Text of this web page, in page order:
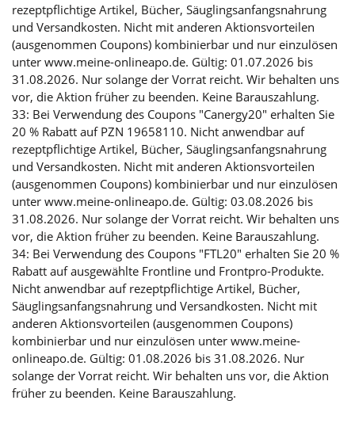
rezeptpflichtige Artikel, Bücher, Säuglingsanfangsnahrung
und Versandkosten. Nicht mit anderen Aktionsvorteilen
(ausgenommen Coupons) kombinierbar und nur einzulösen
unter www.meine-onlineapo.de. Gültig: 01.07.2026 bis
31.08.2026. Nur solange der Vorrat reicht. Wir behalten uns
vor, die Aktion früher zu beenden. Keine Barauszahlung.
33: Bei Verwendung des Coupons "Canergy20" erhalten Sie
20 % Rabatt auf PZN 19658110. Nicht anwendbar auf
rezeptpflichtige Artikel, Bücher, Säuglingsanfangsnahrung
und Versandkosten. Nicht mit anderen Aktionsvorteilen
(ausgenommen Coupons) kombinierbar und nur einzulösen
unter www.meine-onlineapo.de. Gültig: 03.08.2026 bis
31.08.2026. Nur solange der Vorrat reicht. Wir behalten uns
vor, die Aktion früher zu beenden. Keine Barauszahlung.
34: Bei Verwendung des Coupons "FTL20" erhalten Sie 20 %
Rabatt auf ausgewählte Frontline und Frontpro-Produkte.
Nicht anwendbar auf rezeptpflichtige Artikel, Bücher,
Säuglingsanfangsnahrung und Versandkosten. Nicht mit
anderen Aktionsvorteilen (ausgenommen Coupons)
kombinierbar und nur einzulösen unter www.meine-
onlineapo.de. Gültig: 01.08.2026 bis 31.08.2026. Nur
solange der Vorrat reicht. Wir behalten uns vor, die Aktion
früher zu beenden. Keine Barauszahlung.